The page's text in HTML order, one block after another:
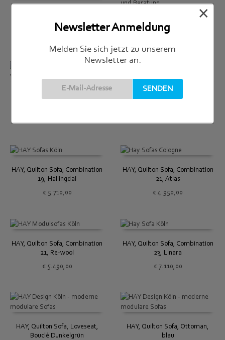
beige
HAY, Quilton Sofa, 3-Sitzer, Re-
wool
HAY, Quilton Sofa, Combination
19, Hallingdal
€5.710,00
HAY, Quilton Sofa, Combination
21, Atlas
€ 4.950,00
HAY, Quilton Sofa, Combination
21, Re-wool
€5.490,00
HAY, Quilton Sofa, Combination
23, Linara
€7.110,00
HAY, Quilton Sofa, Loveseat,
Bouclé Dunkelgrün
HAY, Quilton Sofa, Ottoman,
blau
Newsletter Anmeldung
Melden Sie sich jetzt zu unserem
Newsletter an.
×